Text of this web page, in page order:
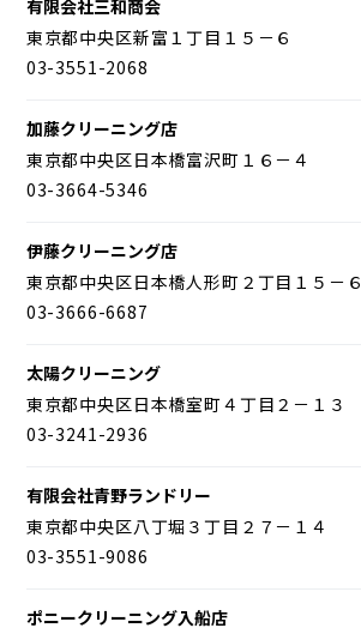
有限会社三和商会
東京都中央区新富１丁目１５－６
03-3551-2068
加藤クリーニング店
東京都中央区日本橋富沢町１６－４
03-3664-5346
伊藤クリーニング店
東京都中央区日本橋人形町２丁目１５－６
03-3666-6687
太陽クリーニング
東京都中央区日本橋室町４丁目２－１３
03-3241-2936
有限会社青野ランドリー
東京都中央区八丁堀３丁目２７－１４
03-3551-9086
ポニークリーニング入船店